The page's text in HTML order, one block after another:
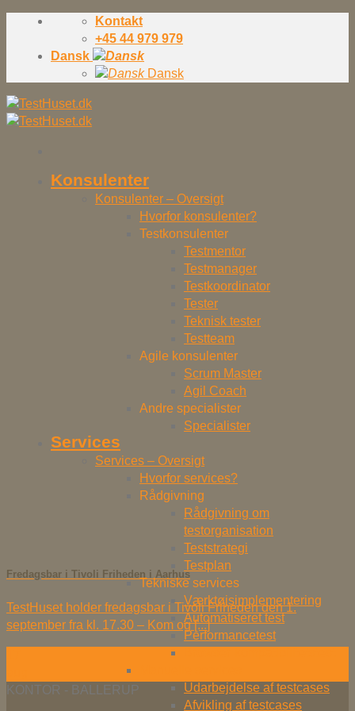
content
Kontakt
+45 44 979 979
Dansk
Dansk
Konsulenter
Konsulenter – Oversigt
Hvorfor konsulenter?
Testkonsulenter
Testmentor
Testmanager
Testkoordinator
Tester
Teknisk tester
Testteam
Agile konsulenter
Scrum Master
Agil Coach
Andre specialister
Specialister
Services
Services – Oversigt
Hvorfor services?
Rådgivning
Rådgivning om
testorganisation
Teststrategi
Testplan
Tekniske services
Værktøjsimplementering
Automatiseret test
Performancetest
Udarbejdelse af testcases
Afvikling af testcases
Fredagsbar i Tivoli Friheden i Aarhus
TestHuset holder fredagsbar i Tivoli Friheden den 1.
september fra kl. 17.30 – Kom og [...]
KONTOR - BALLERUP